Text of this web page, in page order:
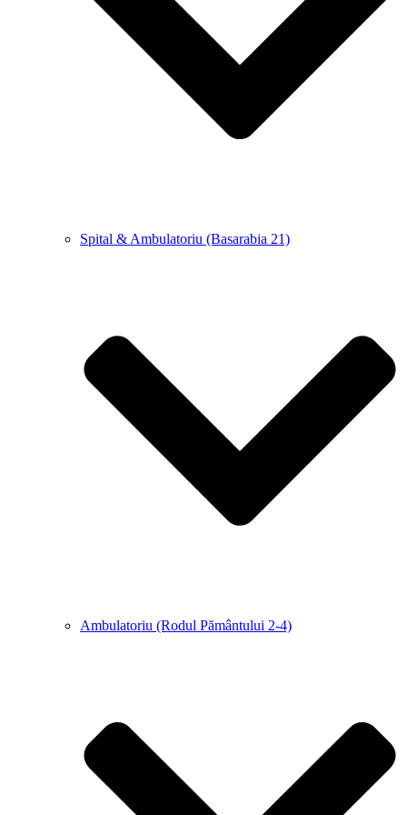
Spital & Ambulatoriu (Basarabia 21)
Ambulatoriu (Rodul Pământului 2-4)